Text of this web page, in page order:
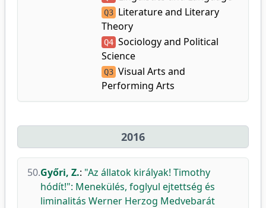
Q3 Literature and Literary
Theory
Q4 Sociology and Political
Science
Q3 Visual Arts and
Performing Arts
2016
50.Győri, Z.: "Az állatok királyak! Timothy
hódít!": Menekülés, foglyul ejtettség és
liminalitás Werner Herzog Medvebarát